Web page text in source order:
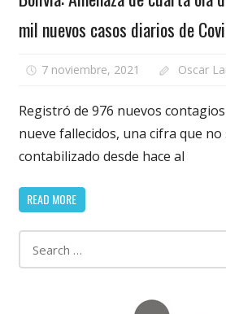
mil nuevos casos diarios de
7 noviembre, 2021 Oscar
Registró de 976 nuevos
nueve fallecidos, una cifra que no
contabilizado desde hace al
READ MORE